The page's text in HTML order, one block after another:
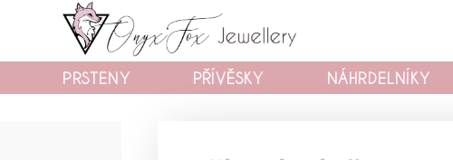
PRSTENY PŘÍVĚSKY NÁHRDELNÍKY